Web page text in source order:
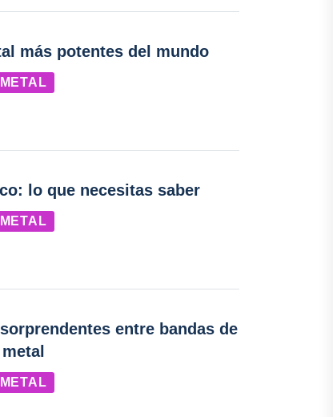
más potentes del mundo
METAL
lo que necesitas saber
METAL
entre bandas de
metal
METAL